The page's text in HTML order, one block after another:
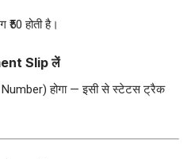
होती है।
Slip लें
होगा — इसी से स्टेटस ट्रैक